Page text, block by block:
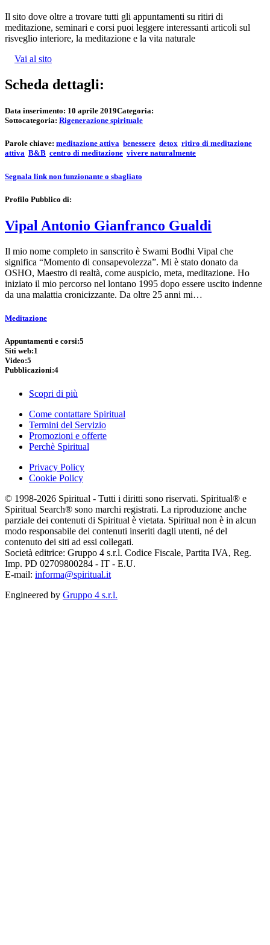
Il sito dove oltre a trovare tutti gli appuntamenti su ritiri di
meditazione, seminari e corsi puoi leggere interessanti articoli sul
risveglio interiore, la meditazione e la vita naturale
Vai al sito
Scheda dettagli:
Data inserimento: 10 aprile 2019Categoria:
Sottocategoria: Rigenerazione spirituale
Parole chiave: meditazione attiva benessere detox ritiro di meditazione
attiva B&B centro di meditazione vivere naturalmente
Segnala link non funzionante o sbagliato
Profilo Pubblico di:
Vipal Antonio Gianfranco Gualdi
Il mio nome completo in sanscrito è Swami Bodhi Vipal che
significa “Momento di consapevolezza”. Mi è stato donato da
OSHO, Maestro di realtà, come auspicio, meta, meditazione. Ho
iniziato il mio percorso nel lontano 1995 dopo essere uscito indenne
da una malattia cronicizzante. Da oltre 25 anni mi…
Meditazione
Appuntamenti e corsi:5
Siti web:1
Video:5
Pubblicazioni:4
Scopri di più
Come contattare Spiritual
Termini del Servizio
Promozioni e offerte
Perchè Spiritual
Privacy Policy
Cookie Policy
© 1998-2026 Spiritual - Tutti i diritti sono riservati. Spiritual® e
Spiritual Search® sono marchi registrati. La riproduzione anche
parziale dei contenuti di Spiritual è vietata. Spiritual non è in alcun
modo responsabile dei contenuti inseriti dagli utenti, né del
contenuto dei siti ad essi collegati.
Società editrice: Gruppo 4 s.r.l. Codice Fiscale, Partita IVA, Reg.
Imp. PD 02709800284 - IT - E.U.
E-mail: informa@spiritual.it
Engineered by Gruppo 4 s.r.l.